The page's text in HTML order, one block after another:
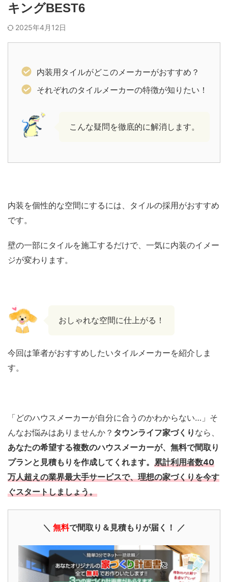
キングBEST6
2025年4月12日
内装用タイルがどこのメーカーがおすすめ？
それぞれのタイルメーカーの特徴が知りたい！
こんな疑問を徹底的に解消します。
内装を個性的な空間にするには、タイルの採用がおすすめ
です。
壁の一部にタイルを施工するだけで、一気に内装のイメー
ジが変わります。
おしゃれな空間に仕上がる！
今回は筆者がおすすめしたいタイルメーカーを紹介しま
す。
「どのハウスメーカーが自分に合うのかわからない…」そ
んなお悩みはありませんか？ タウンライフ家づくり なら、
あなたの希望する複数のハウスメーカーが、無料で間取り
プランと見積もりを作成してくれます。 累計利用者数40
万人超えの業界最大手サービスで、理想の家づくりを今す
ぐスタートしましょう。
＼ 無料で間取り＆見積もりが届く！ ／